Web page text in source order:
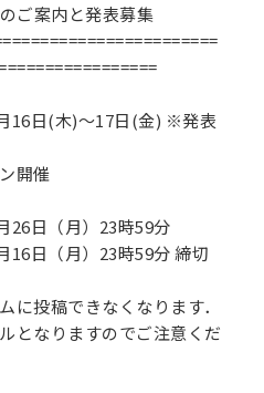
ご案内と発表募集
16日(木)～17日(金) ※発表
開催
26日（月）23時59分
16日（月）23時59分 締切
投稿できなくなります．
となりますのでご注意くだ